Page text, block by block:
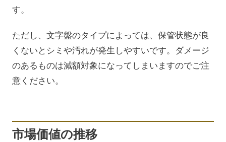
す。
ただし、文字盤のタイプによっては、保管状態が良
くないとシミや汚れが発生しやすいです。ダメージ
のあるものは減額対象になってしまいますのでご注
意ください。
市場価値の推移